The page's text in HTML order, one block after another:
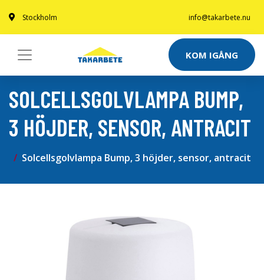
Stockholm info@takarbete.nu
KOM IGÅNG
SOLCELLSGOLVLAMPA BUMP,
3 HÖJDER, SENSOR, ANTRACIT
Solcellsgolvlampa Bump, 3 höjder, sensor, antracit